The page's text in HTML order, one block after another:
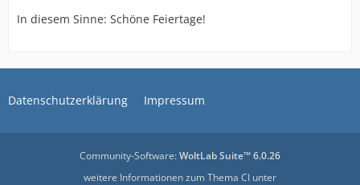
In diesem Sinne: Schöne Feiertage!
Datenschutzerklärung Impressum
Community-Software:WoltLab Suite™ 6.0.26
weitere Informationen zum Thema CI unter